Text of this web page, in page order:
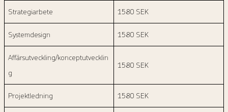
Strategiarbete 1580 SEK
Systemdesign 1580 SEK
Affärsutveckling/konceptutvecklin
g
1580 SEK
Projektledning 1580 SEK